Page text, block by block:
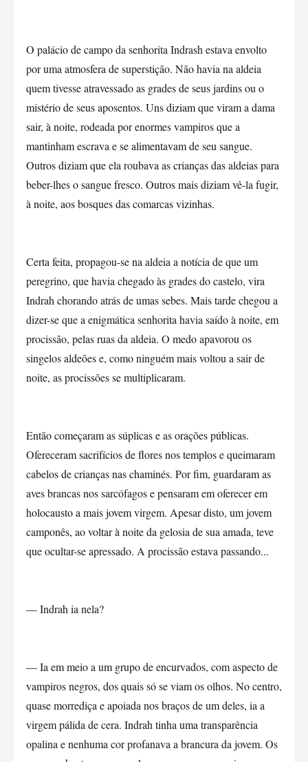
O palácio de campo da senhorita Indrash estava envolto
por uma atmosfera de superstição. Não havia na aldeia
quem tivesse atravessado as grades de seus jardins ou o
mistério de seus aposentos. Uns diziam que viram a dama
sair, à noite, rodeada por enormes vampiros que a
mantinham escrava e se alimentavam de seu sangue.
Outros diziam que ela roubava as crianças das aldeias para
beber-lhes o sangue fresco. Outros mais diziam vê-la fugir,
à noite, aos bosques das comarcas vizinhas.
Certa feita, propagou-se na aldeia a notícia de que um
peregrino, que havia chegado às grades do castelo, vira
Indrah chorando atrás de umas sebes. Mais tarde chegou a
dizer-se que a enigmática senhorita havia saído à noite, em
procissão, pelas ruas da aldeia. O medo apavorou os
singelos aldeões e, como ninguém mais voltou a sair de
noite, as procissões se multiplicaram.
Então começaram as súplicas e as orações públicas.
Ofereceram sacrifícios de flores nos templos e queimaram
cabelos de crianças nas chaminés. Por fim, guardaram as
aves brancas nos sarcófagos e pensaram em oferecer em
holocausto a mais jovem virgem. Apesar disto, um jovem
camponês, ao voltar à noite da gelosia de sua amada, teve
que ocultar-se apressado. A procissão estava passando...
— Indrah ia nela?
— Ia em meio a um grupo de encurvados, com aspecto de
vampiros negros, dos quais só se viam os olhos. No centro,
quase morrediça e apoiada nos braços de um deles, ia a
virgem pálida de cera. Indrah tinha uma transparência
opalina e nenhuma cor profanava a brancura da jovem. Os